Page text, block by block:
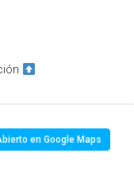
en Google Maps